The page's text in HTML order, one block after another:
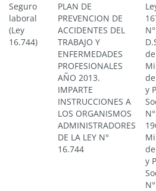
Seguro
laboral
(Ley
16.744)
PLAN DE
PREVENCION DE
ACCIDENTES DEL
TRABAJO Y
ENFERMEDADES
PROFESIONALES
AÑO 2013.
IMPARTE
INSTRUCCIONES A
LOS ORGANISMOS
ADMINISTRADORES
DE LA LEY N°
16.744
y
y